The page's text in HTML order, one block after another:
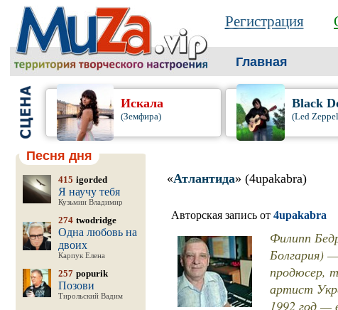
Регистрация
Главная
Искала
(Земфира)
Black
(Led
Песня дня
415 igorded
Я научу тебя
Кузьмин Владимир
274 twodridge
Одна любовь на
двоих
Карпук Елена
257 popurik
Позови
Тирольский Вадим
«Атлантида» (4upakabra)
Авторская запись от 4upakabra
Филипп
Болгария)
продюсер,
артист
1992 год —